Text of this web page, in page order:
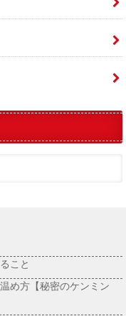
こと
め方【秘密のケンミン